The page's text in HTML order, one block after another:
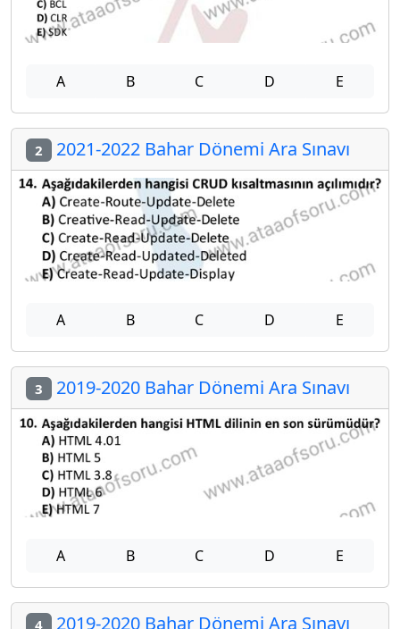
A B C D E
2 2021-2022 Bahar Dönemi Ara Sınavı
A B C D E
3 2019-2020 Bahar Dönemi Ara Sınavı
A B C D E
4 2019-2020 Bahar Dönemi Ara Sınavı